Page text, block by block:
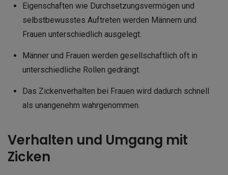
Eigenschaften wie Durchsetzungsvermögen und
selbstbewusstes Auftreten werden Männern und
Frauen unterschiedlich ausgelegt.
Männer und Frauen werden gesellschaftlich oft in
unterschiedliche Rollen gedrängt.
Das Zickenverhalten bei Frauen wird dadurch schnell
als unangenehm wahrgenommen.
Verhalten und Umgang mit
Zicken